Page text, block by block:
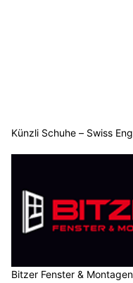
Künzli Schuhe – Swiss
Bitzer Fenster &